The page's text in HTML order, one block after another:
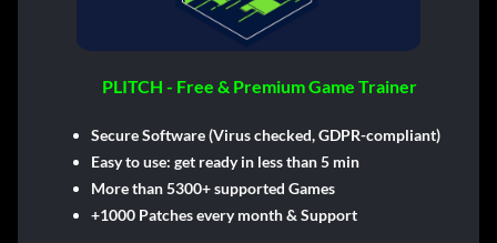
PLITCH - Free & Premium Game Trainer
Secure Software (Virus checked, GDPR-compliant)
Easy to use: get ready in less than 5 min
More than 5300+ supported Games
+1000 Patches every month & Support